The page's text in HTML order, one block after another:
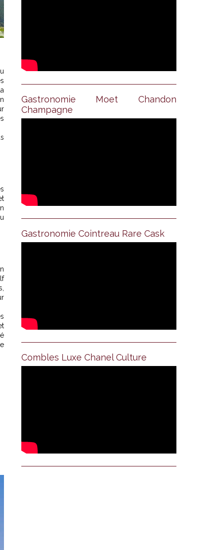
Gastronomie Moet Chandon
Champagne
Gastronomie Cointreau Rare Cask
Combles Luxe Chanel Culture